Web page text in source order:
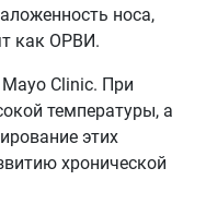
носа,
как ОРВИ.
Clinic. При
температуры, а
этих
хронической